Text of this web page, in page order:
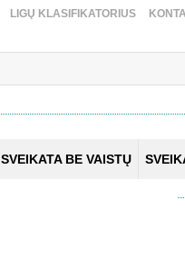
LIGŲ KLASIFIKATORIUS
SVEIKATA BE VAISTŲ